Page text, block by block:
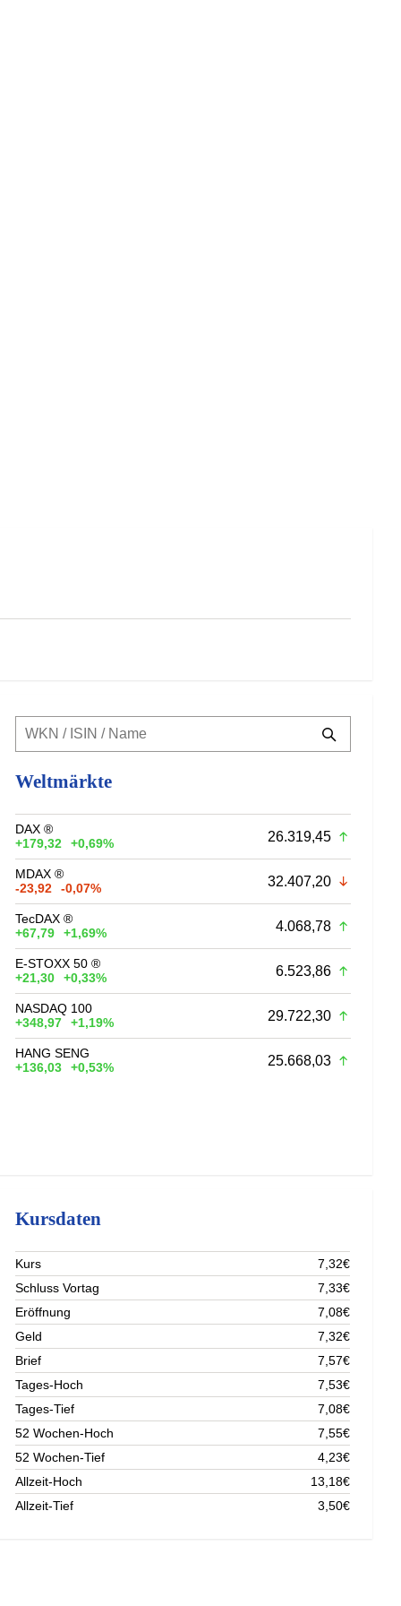
Weltmärkte
DAX ®
+179,32
+0,69% 26.319,45
MDAX ®
-23,92
-0,07% 32.407,20
TecDAX ®
+67,79
+1,69% 4.068,78
E-STOXX 50 ®
+21,30
+0,33% 6.523,86
NASDAQ 100
+348,97
+1,19% 29.722,30
HANG SENG
+136,03
+0,53% 25.668,03
Kursdaten
Kurs
7,32€
Schluss Vortag
7,33€
Eröffnung
7,08€
Geld
7,32€
Brief
7,57€
Tages-Hoch
7,53€
Tages-Tief
7,08€
52 Wochen-Hoch
7,55€
52 Wochen-Tief
4,23€
Allzeit-Hoch
13,18€
Allzeit-Tief
3,50€